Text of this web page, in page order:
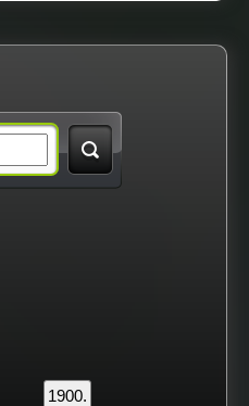
1900.